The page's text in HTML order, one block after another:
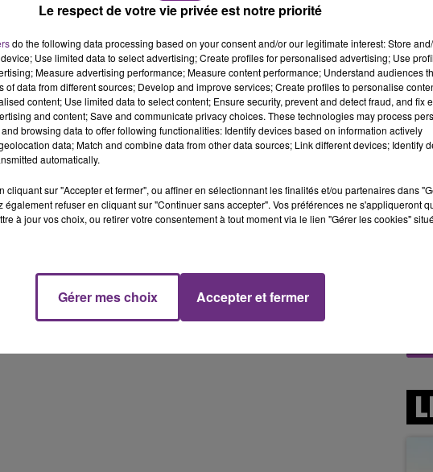
L'INSPECTION DU TRAVAIL RAPPELLE À
l'inspection du Travail en profite pour rappeler
les conditions de...
Le respect de votre vie privée est notre priorité
do the following data processing based on your consent and/or our legitimate interest: Store
Use limited data to select advertising; Create profiles for personalised advertising; Use
Measure advertising performance; Measure content performance; Understand audiences
of data from different sources; Develop and improve services; Create profiles to personalise
content; Use limited data to select content; Ensure security, prevent and detect fraud, and fix
and content; Save and communicate privacy choices. These technologies may process
browsing data to offer following functionalities: Identify devices based on information actively
data; Match and combine data from other data sources; Link different devices; Identify
automatically.
cliquant sur "Accepter et fermer", ou affiner en sélectionnant les finalités et/ou partenaires dans
également refuser en cliquant sur "Continuer sans accepter". Vos préférences ne s'appliqueront
à jour vos choix, ou retirer votre consentement à tout moment via le lien "Gérer les cookies"
Gérer mes choix Accepter et fermer